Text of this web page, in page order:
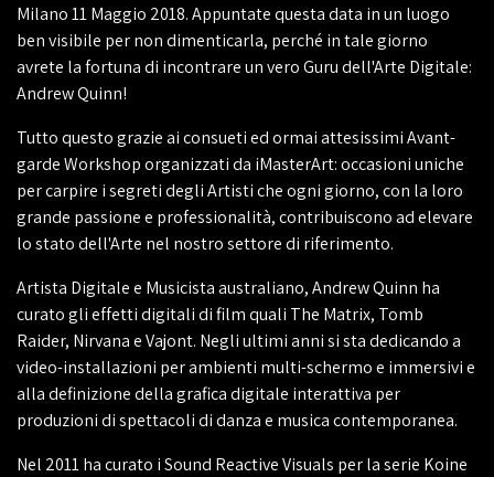
Milano 11 Maggio 2018. Appuntate questa data in un luogo
ben visibile per non dimenticarla, perché in tale giorno
avrete la fortuna di incontrare un vero Guru dell'Arte Digitale:
Andrew Quinn!
Tutto questo grazie ai consueti ed ormai attesissimi Avant-
garde Workshop organizzati da iMasterArt: occasioni uniche
per carpire i segreti degli Artisti che ogni giorno, con la loro
grande passione e professionalità, contribuiscono ad elevare
lo stato dell'Arte nel nostro settore di riferimento.
Artista Digitale e Musicista australiano, Andrew Quinn ha
curato gli effetti digitali di film quali The Matrix, Tomb
Raider, Nirvana e Vajont. Negli ultimi anni si sta dedicando a
video-installazioni per ambienti multi-schermo e immersivi e
alla definizione della grafica digitale interattiva per
produzioni di spettacoli di danza e musica contemporanea.
Nel 2011 ha curato i Sound Reactive Visuals per la serie Koine